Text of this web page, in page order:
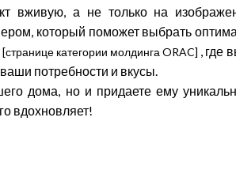
вживую, а не только на
который поможет выбрать
[странице категории молдинга ORAC] , где
потребности и вкусы.
дома, но и придаете ему
вдохновляет!